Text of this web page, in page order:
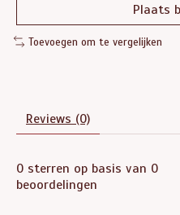
Plaats
Toevoegen om te vergelijken
Reviews (0)
0 sterren op basis van 0
beoordelingen